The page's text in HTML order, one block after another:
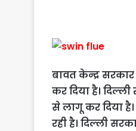
बावत केन्द्र
कर दिया है।
से लागू कर दिया
रही है। दिल्ली